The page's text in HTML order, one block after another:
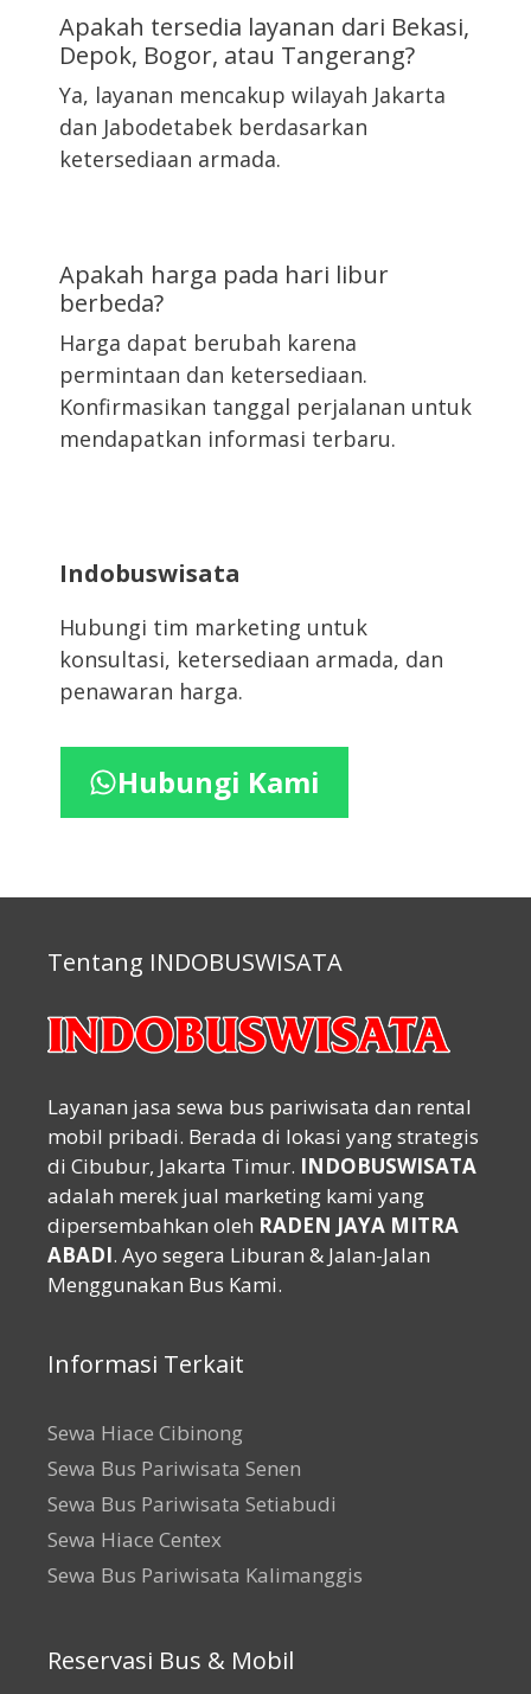
Apakah tersedia layanan dari Bekasi,
Depok, Bogor, atau Tangerang?
Ya, layanan mencakup wilayah Jakarta
dan Jabodetabek berdasarkan
ketersediaan armada.
Apakah harga pada hari libur
berbeda?
Harga dapat berubah karena
permintaan dan ketersediaan.
Konfirmasikan tanggal perjalanan untuk
mendapatkan informasi terbaru.
Indobuswisata
Hubungi tim marketing untuk
konsultasi, ketersediaan armada, dan
penawaran harga.
Hubungi Kami
Tentang INDOBUSWISATA
Layanan jasa sewa bus pariwisata dan rental
mobil pribadi. Berada di lokasi yang strategis
di Cibubur, Jakarta Timur. INDOBUSWISATA
adalah merek jual marketing kami yang
dipersembahkan oleh RADEN JAYA MITRA
ABADI. Ayo segera Liburan & Jalan-Jalan
Menggunakan Bus Kami.
Informasi Terkait
Sewa Hiace Cibinong
Sewa Bus Pariwisata Senen
Sewa Bus Pariwisata Setiabudi
Sewa Hiace Centex
Sewa Bus Pariwisata Kalimanggis
Reservasi Bus & Mobil